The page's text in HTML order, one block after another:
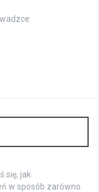
się, jak
w sposób zarówno